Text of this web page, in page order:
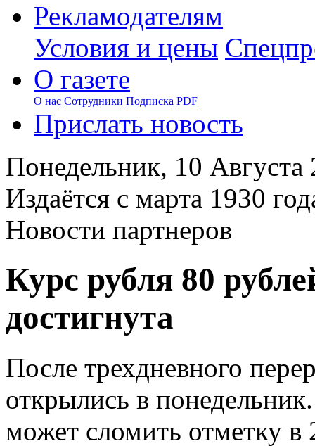
Рекламодателям
Условия и цены
О газете
О нас Сотрудники Подписка PDF
Прислать новость
Понедельник, 10 Августа
Издаётся с марта 1930
Новости партнеров
Курс рубля 80
достигнута
После трехдневного
открылись в
может сломить отметку в